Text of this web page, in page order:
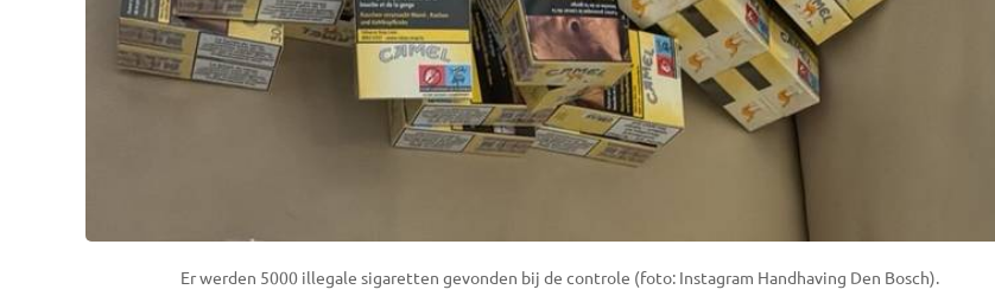
Er werden 5000 illegale sigaretten gevonden bij de controle (foto: Instagram Handhaving Den Bosch).